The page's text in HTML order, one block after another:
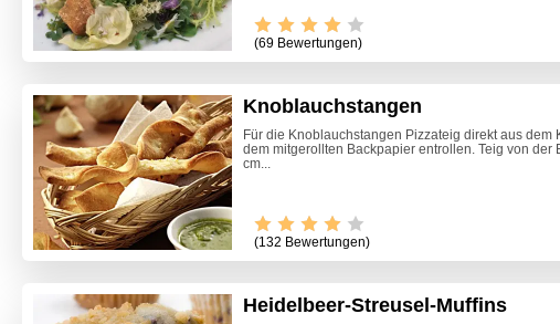
(69 Bewertungen)
Knoblauchstangen
Für die Knoblauchstangen Pizzateig direkt aus dem
dem mitgerollten Backpapier entrollen. Teig von der
cm...
(132 Bewertungen)
Heidelbeer-Streusel-Muffins